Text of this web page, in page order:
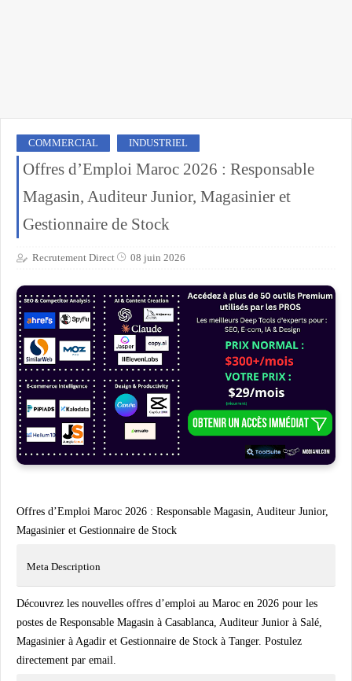
COMMERCIAL INDUSTRIEL
Offres d’Emploi Maroc 2026 : Responsable
Magasin, Auditeur Junior, Magasinier et
Gestionnaire de Stock
Recrutement Direct 08 juin 2026
Offres d’Emploi Maroc 2026 : Responsable Magasin, Auditeur Junior,
Magasinier et Gestionnaire de Stock
Meta Description
Découvrez les nouvelles offres d’emploi au Maroc en 2026 pour les
postes de Responsable Magasin à Casablanca, Auditeur Junior à Salé,
Magasinier à Agadir et Gestionnaire de Stock à Tanger. Postulez
directement par email.